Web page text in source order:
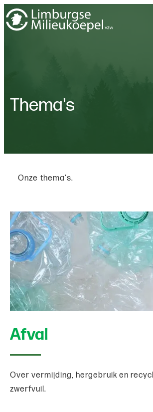
Thema's
Onze thema's.
Afval
Over vermijding, hergebruik en
zwerfvuil.